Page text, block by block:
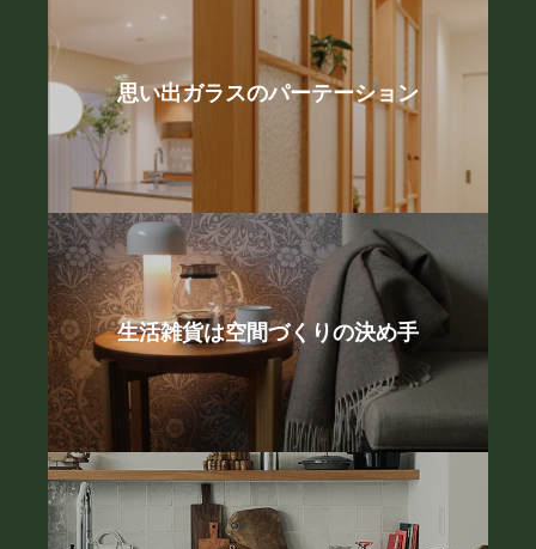
思い出ガラスのパーテーション
生活雑貨は空間づくりの決め手